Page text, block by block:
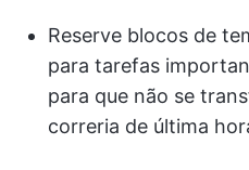
Reserve blocos de
para tarefas
para que não se
correria de última